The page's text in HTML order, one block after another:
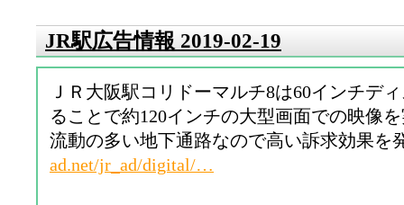
JR駅広告情報 2019-02-19
ＪＲ大阪駅コリドーマルチ8は60インチデ
ることで約120インチの大型画面での映像
流動の多い地下通路なので高い訴求効果を
ad.net/jr_ad/digital/…